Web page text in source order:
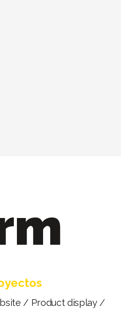
/ Product display /